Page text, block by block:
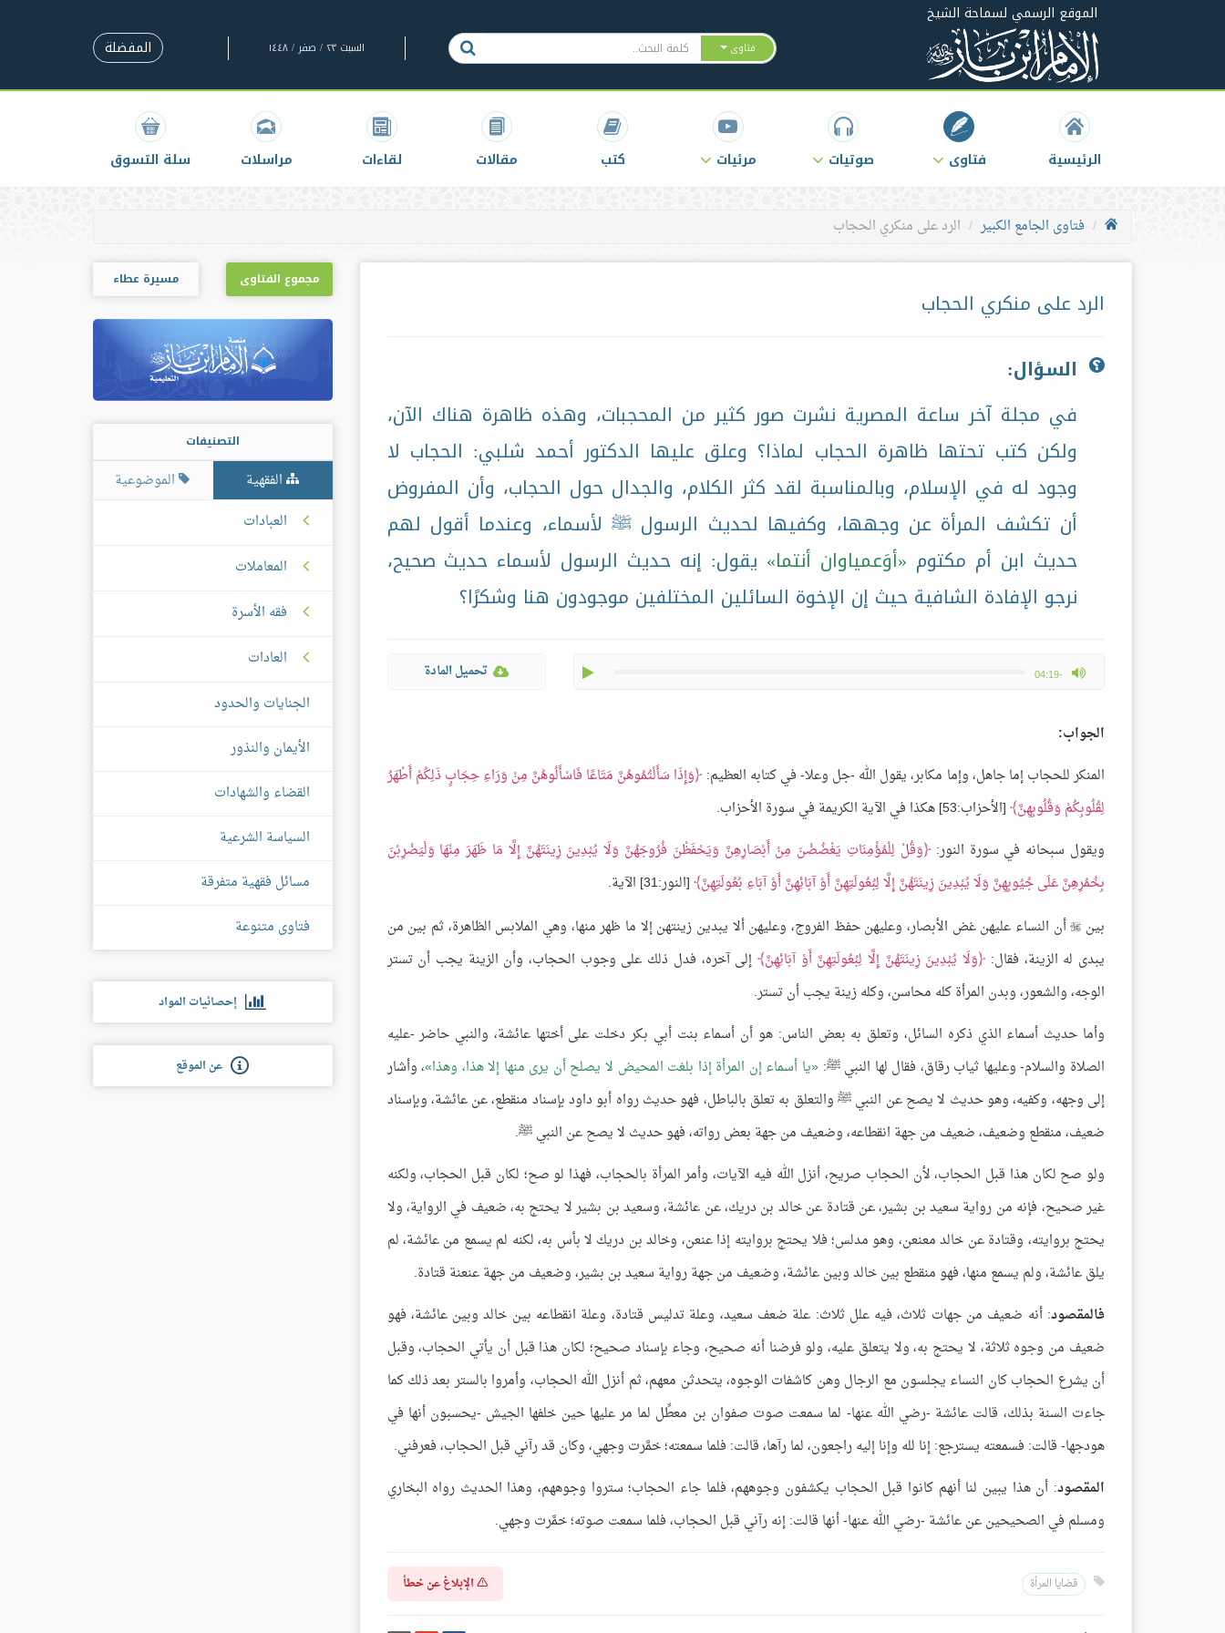
الموقع الرسمي لسماحة الشيخ
فتاوى السبت ٢٣ / صفر / ١٤٤٨ المفضلة
الرئيسية فتاوى صوتيات مرئيات كتب مقالات لقاءات مراسلات سلة التسوق
فتاوى الجامع الكبير الرد على منكري الحجاب
الرد على منكري الحجاب
السؤال:
في مجلة آخر ساعة المصرية نشرت صور كثير من المحجبات، وهذه ظاهرة هناك الآن،
ولكن كتب تحتها ظاهرة الحجاب لماذا؟ وعلق عليها الدكتور أحمد شلبي: الحجاب لا
وجود له في الإسلام، وبالمناسبة لقد كثر الكلام، والجدال حول الحجاب، وأن المفروض
أن تكشف المرأة عن وجهها، وكفيها لحديث الرسول ﷺ لأسماء، وعندما أقول لهم
حديث ابن أم مكتوم أوَعمياوان أنتما
يقول: إنه حديث الرسول لأسماء حديث صحيح،
نرجو الإفادة الشافية حيث إن الإخوة السائلين المختلفين موجودون هنا وشكرًا؟
-04:19
max volume تحميل المادة
الجواب:
المنكر للحجاب إما جاهل، وإما مكابر، يقول الله -جل وعلا- في كتابه العظيم: وَإِذَا سَأَلْتُمُوهُنَّ مَتَاعًا فَاسْأَلُوهُنَّ مِنْ وَرَاءِ حِجَابٍ ذَلِكُمْ أَطْهَرُ
لِقُلُوبِكُمْ وَقُلُوبِهِنَّ [الأحزاب:53] هكذا في الآية الكريمة في سورة الأحزاب.
ويقول سبحانه في سورة النور: وَقُلْ لِلْمُؤْمِنَاتِ يَغْضُضْنَ مِنْ أَبْصَارِهِنَّ وَيَحْفَظْنَ فُرُوجَهُنَّ وَلَا يُبْدِينَ زِينَتَهُنَّ إِلَّا مَا ظَهَرَ مِنْهَا وَلْيَضْرِبْنَ
بِخُمُرِهِنَّ عَلَى جُيُوبِهِنَّ وَلَا يُبْدِينَ زِينَتَهُنَّ إِلَّا لِبُعُولَتِهِنَّ أَوْ آبَائِهِنَّ أَوْ آبَاءِ بُعُولَتِهِنَّ [النور:31] الآية.
بين أن النساء عليهن غض الأبصار، وعليهن حفظ الفروج، وعليهن ألا يبدين زينتهن إلا ما ظهر منها، وهي الملابس الظاهرة، ثم بين من
يبدى له الزينة، فقال: وَلَا يُبْدِينَ زِينَتَهُنَّ إِلَّا لِبُعُولَتِهِنَّ أَوْ آبَائِهِنَّ إلى آخره، فدل ذلك على وجوب الحجاب، وأن الزينة يجب أن تستر
الوجه، والشعور، وبدن المرأة كله محاسن، وكله زينة يجب أن تستر.
وأما حديث أسماء الذي ذكره السائل، وتعلق به بعض الناس: هو أن أسماء بنت أبي بكر دخلت على أختها عائشة، والنبي حاضر -عليه
الصلاة والسلام- وعليها ثياب رقاق، فقال لها النبي ﷺ: يا أسماء إن المرأة إذا بلغت المحيض لا يصلح أن يرى منها إلا هذا، وهذا ، وأشار
إلى وجهه، وكفيه، وهو حديث لا يصح عن النبي ﷺ والتعلق به تعلق بالباطل، فهو حديث رواه أبو داود بإسناد منقطع، عن عائشة، وبإسناد
ضعيف، منقطع وضعيف، ضعيف من جهة انقطاعه، وضعيف من جهة بعض رواته، فهو حديث لا يصح عن النبي ﷺ.
ولو صح لكان هذا قبل الحجاب، لأن الحجاب صريح، أنزل الله فيه الآيات، وأمر المرأة بالحجاب، فهذا لو صح؛ لكان قبل الحجاب، ولكنه
غير صحيح، فإنه من رواية سعيد بن بشير، عن قتادة عن خالد بن دريك، عن عائشة، وسعيد بن بشير لا يحتج به، ضعيف في الرواية، ولا
يحتج بروايته، وقتادة عن خالد معنعن، وهو مدلس؛ فلا يحتج بروايته إذا عنعن، وخالد بن دريك لا بأس به، لكنه لم يسمع من عائشة، لم
يلق عائشة، ولم يسمع منها، فهو منقطع بين خالد وبين عائشة، وضعيف من جهة رواية سعيد بن بشير، وضعيف من جهة عنعنة قتادة.
فالمقصود: أنه ضعيف من جهات ثلاث، فيه علل ثلاث: علة ضعف سعيد، وعلة تدليس قتادة، وعلة انقطاعه بين خالد وبين عائشة، فهو
ضعيف من وجوه ثلاثة، لا يحتج به، ولا يتعلق عليه، ولو فرضنا أنه صحيح، وجاء بإسناد صحيح؛ لكان هذا قبل أن يأتي الحجاب، وقبل
أن يشرع الحجاب كان النساء يجلسون مع الرجال وهن كاشفات الوجوه، يتحدثن معهم، ثم أنزل الله الحجاب، وأمروا بالستر بعد ذلك كما
جاءت السنة بذلك، قالت عائشة -رضي الله عنها- لما سمعت صوت صفوان بن معطِّل لما مر عليها حين خلفها الجيش -يحسبون أنها في
هودجها- قالت: فسمعته يسترجع: إنا لله وإنا إليه راجعون، لما رآها، قالت: فلما سمعته؛ خمَّرت وجهي، وكان قد رآني قبل الحجاب، فعرفني.
المقصود: أن هذا يبين لنا أنهم كانوا قبل الحجاب يكشفون وجوههم، فلما جاء الحجاب؛ ستروا وجوههم، وهذا الحديث رواه البخاري
ومسلم في الصحيحين عن عائشة -رضي الله عنها- أنها قالت: إنه رآني قبل الحجاب، فلما سمعت صوته؛ خمَّرت وجهي.
قضايا المرأة الإبلاغ عن خطأ
مجموع الفتاوى مسيرة عطاء
التصنيفات
الفقهية
الموضوعية
العبادات
المعاملات
فقه الأسرة
العادات
الجنايات والحدود
الأيمان والنذور
القضاء والشهادات
السياسة الشرعية
مسائل فقهية متفرقة
فتاوى متنوعة
إحصائيات المواد
عن الموقع